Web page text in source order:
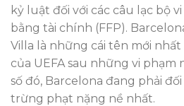
kỷ luật đối với các câu lạc bộ
bằng tài chính (FFP).
Villa là những cái tên mới
của UEFA sau những vi
số đó, Barcelona đang phải
trừng phạt nặng nề nhất.